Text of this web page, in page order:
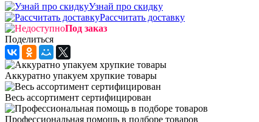
Узнай про скидку
Рассчитать доставку
Под заказ
Поделиться
Аккуратно упакуем хрупкие товары
Весь ассортимент сертифицирован
Профессиональная помощь в подборе товаров